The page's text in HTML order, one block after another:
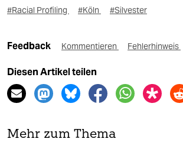
#Racial Profiling
#Köln #Silvester
Feedback Kommentieren Fehlerhinweis
Diesen Artikel teilen
Mehr zum Thema